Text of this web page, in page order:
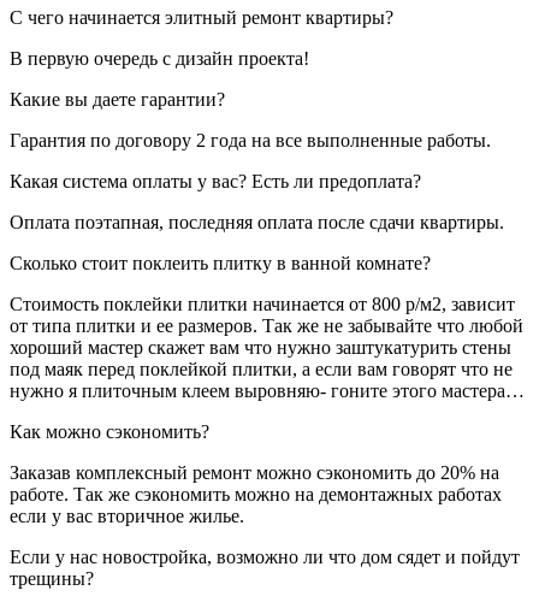
С чего начинается элитный ремонт квартиры?
В первую очередь с дизайн проекта!
Какие вы даете гарантии?
Гарантия по договору 2 года на все выполненные работы.
Какая система оплаты у вас? Есть ли предоплата?
Оплата поэтапная, последняя оплата после сдачи квартиры.
Сколько стоит поклеить плитку в ванной комнате?
Стоимость поклейки плитки начинается от 800 р/м2, зависит
от типа плитки и ее размеров. Так же не забывайте что любой
хороший мастер скажет вам что нужно заштукатурить стены
под маяк перед поклейкой плитки, а если вам говорят что не
нужно я плиточным клеем выровняю- гоните этого мастера…
Как можно сэкономить?
Заказав комплексный ремонт можно сэкономить до 20% на
работе. Так же сэкономить можно на демонтажных работах
если у вас вторичное жилье.
Если у нас новостройка, возможно ли что дом сядет и пойдут
трещины?